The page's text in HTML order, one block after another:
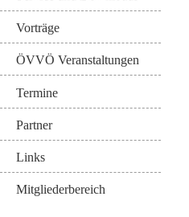
Vorträge
ÖVVÖ Veranstaltungen
Termine
Partner
Links
Mitgliederbereich